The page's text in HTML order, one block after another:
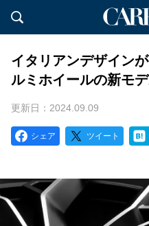
イタリアンデザイン
ルミホイールの新モ
更新日：2024.09.09
シェア ツイート